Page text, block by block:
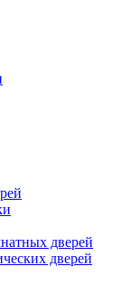
дверей
дверей